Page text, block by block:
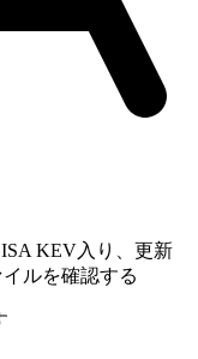
KEV入り、更新
ルを確認する